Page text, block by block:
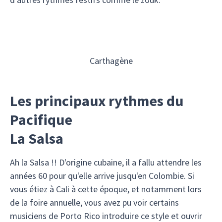
Carthagène
Les principaux rythmes du
Pacifique
La Salsa
Ah la Salsa !! D'origine cubaine, il a fallu attendre les
années 60 pour qu'elle arrive jusqu'en Colombie. Si
vous étiez à Cali à cette époque, et notamment lors
de la foire annuelle, vous avez pu voir certains
musiciens de Porto Rico introduire ce style et ouvrir